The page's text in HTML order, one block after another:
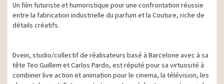
Un film futuriste et humoristique pour une confrontation réussie
entre la fabrication industrielle du parfum et la Couture, riche de
détails créatifs.
Dvein, studio/collectif de réalisateurs basé à Barcelone avec à sa
tête Teo Guillem et Carlos Pardo, est réputé pour sa virtuosité à
combiner live action et animation pour le cinema, la télévision, les